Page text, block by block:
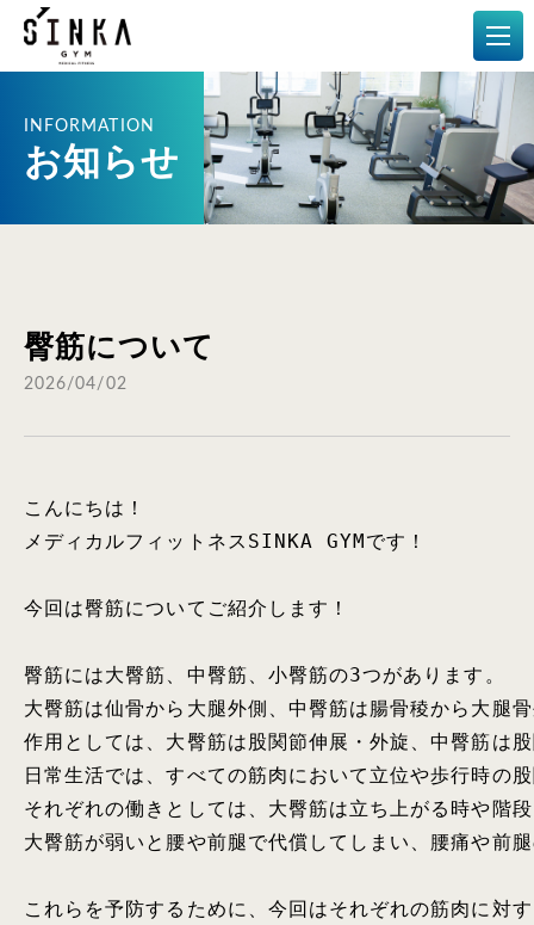
メディカルフィッ
お知らせ
臀筋について
2026/04/02
こんにちは！
メディカルフィットネスSINKA GYMです！
今回は臀筋についてご紹介します！
臀筋には大臀筋、中臀筋、小臀筋の3つがあります。
大臀筋は仙骨から大腿外側、中臀筋は腸骨稜から大腿
作用としては、大臀筋は股関節伸展・外旋、中臀筋は
日常生活では、すべての筋肉において立位や歩行時の
それぞれの働きとしては、大臀筋は立ち上がる時や階
大臀筋が弱いと腰や前腿で代償してしまい、腰痛や前
これらを予防するために、今回はそれぞれの筋肉に対